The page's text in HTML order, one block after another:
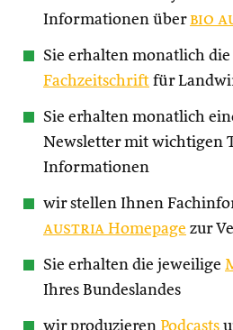
Informationen über bio
Sie erhalten monatlich die
Fachzeitschrift für
Sie erhalten monatlich
Newsletter mit wichtigen
Informationen
wir stellen Ihnen
austria Homepage zur
Sie erhalten die jeweilige
Ihres Bundeslandes